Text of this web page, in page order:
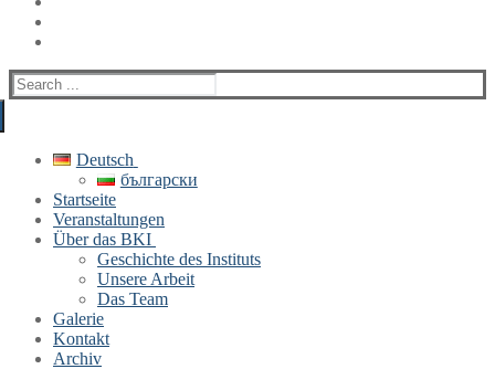
Search
for:
Deutsch
български
Startseite
Veranstaltungen
Über das BKI
Geschichte des Instituts
Unsere Arbeit
Das Team
Galerie
Kontakt
Archiv